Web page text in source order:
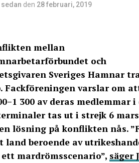
sedan den 28 februari, 2019
mellan
och
Sveriges Hamnar
Fackföreningen varslar om
300 av deras medlemmar
tas ut i strejk 6
lösning på konflikten nås.
land beroende av
mardrömsscenario”, säger